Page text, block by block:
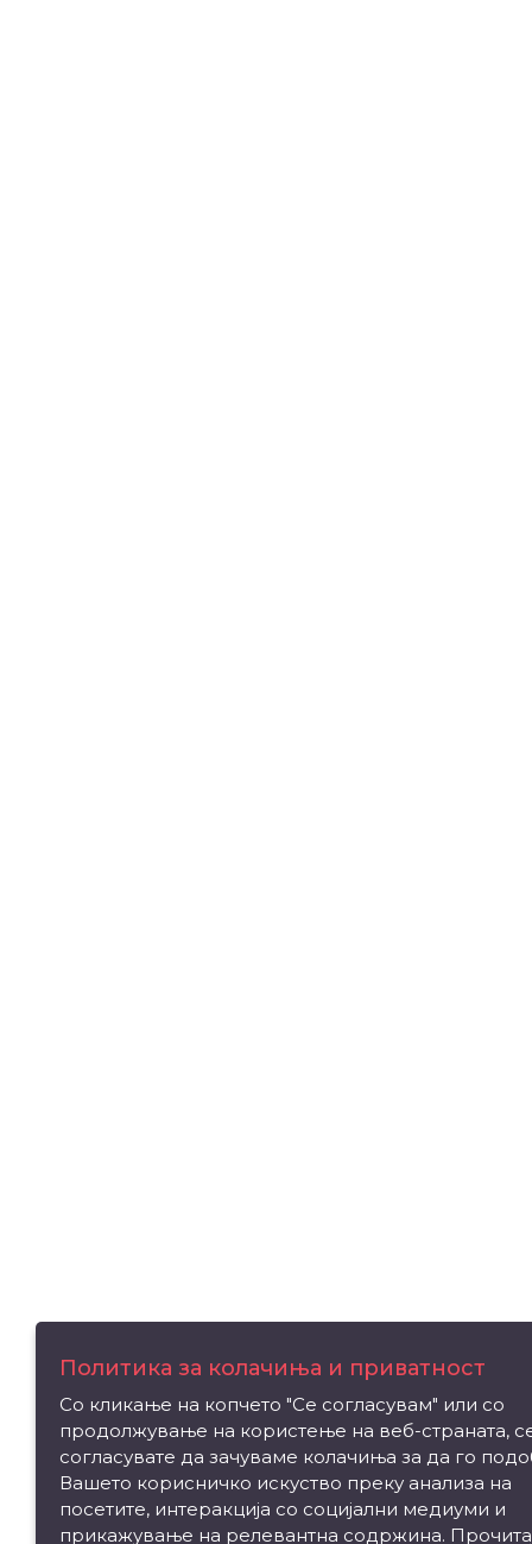
Политика за колачиња и приватност
Со кликање на копчето "Се согласувам" или со
продолжување на користење на веб-страната,
согласувате да зачуваме колачиња за да го
Вашето корисничко искуство преку анализа на
посетите, интеракција со социјални медиуми и
прикажување на релевантна содржина.